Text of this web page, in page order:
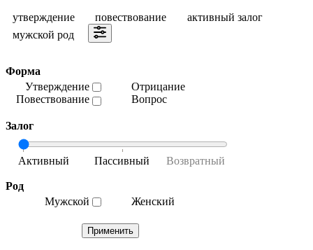
утверждение
повествование
активный залог
мужской род
Форма
Утверждение
Повествование
Отрицание
Вопрос
Залог
Род
Мужской
Женский